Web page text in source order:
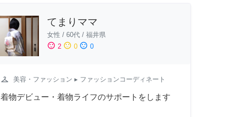
てまりママ
女性 / 60代/ 福井県
sentiment_satisfied 2 sentiment_neutral 0 sentiment_dissatisfied 0
checkroom 美容・ファッション ▸ ファッションコーディネート
着物デビュー・着物ライフのサポートをします